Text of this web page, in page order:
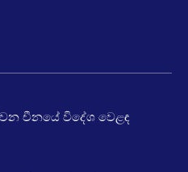
චීනයේ විදේශ වෙළඳ